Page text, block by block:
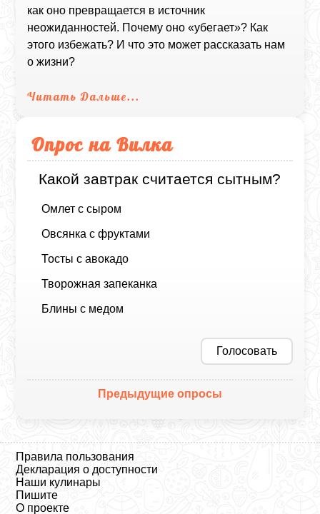
как оно превращается в источник
неожиданностей. Почему оно «убегает»? Как
этого избежать? И что это может рассказать нам
о жизни?
Читать Дальше...
Опрос на Вилка
Какой завтрак считается сытным?
Омлет с сыром
Овсянка с фруктами
Тосты с авокадо
Творожная запеканка
Блины с медом
Голосовать
Предыдущие опросы
Правила пользования
Декларация о доступности
Наши кулинары
Пишите
О проекте